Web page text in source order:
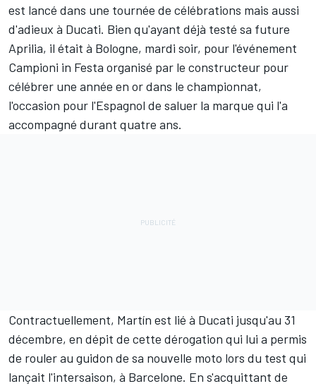
est lancé dans une tournée de célébrations mais aussi
d'adieux à Ducati. Bien qu'ayant déjà testé sa future
Aprilia, il était à Bologne, mardi soir, pour l'événement
Campioni in Festa organisé par le constructeur pour
célébrer une année en or dans le championnat,
l'occasion pour l'Espagnol de saluer la marque qui l'a
accompagné durant quatre ans.
Contractuellement, Martín est lié à Ducati jusqu'au 31
décembre, en dépit de cette dérogation qui lui a permis
de rouler au guidon de sa nouvelle moto lors du test qui
lançait l'intersaison, à Barcelone. En s'acquittant de